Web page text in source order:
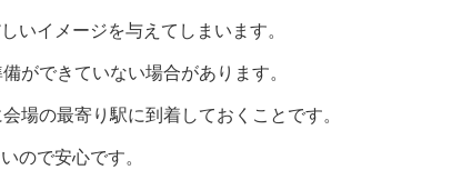
いイメージを与えてしまいます。
ができていない場合があります。
場の最寄り駅に到着しておくことです。
ので安心です。